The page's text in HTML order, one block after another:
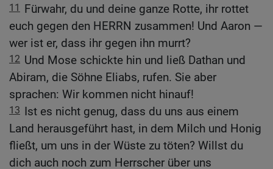
11
Fürwahr, du und deine ganze Rotte, ihr rottet
euch gegen den HERRN zusammen! Und Aaron —
wer ist er, dass ihr gegen ihn murrt?
12 Und Mose schickte hin und ließ Dathan und
Abiram, die Söhne Eliabs, rufen. Sie aber
sprachen: Wir kommen nicht hinauf!
13 Ist es nicht genug, dass du uns aus einem
Land herausgeführt hast, in dem Milch und Honig
fließt, um uns in der Wüste zu töten? Willst du
dich auch noch zum Herrscher über uns